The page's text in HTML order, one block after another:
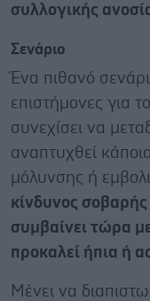
συλλογικής
Σενάριο
Ένα πιθανό
επιστήμονες για
συνεχίσει να
αναπτυχθεί
μόλυνσης ή
κίνδυνος
συμβαίνει τώρα
προκαλεί ήπια ή
Μένει να